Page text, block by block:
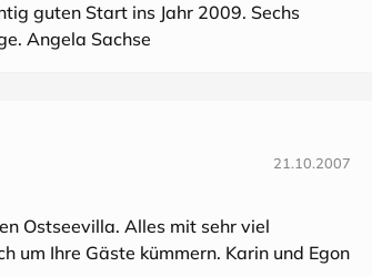
guten Start ins Jahr 2009. Sechs
Angela Sachse
21.10.2007
Ostseevilla. Alles mit sehr viel
um Ihre Gäste kümmern. Karin und Egon